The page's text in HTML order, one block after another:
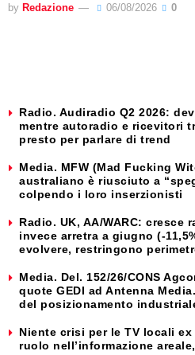
by Redazione 06/08/2026 0
Radio. Audiradio Q2 2026:
mentre autoradio e ricevitori
presto per parlare di trend
Media. MFW (Mad Fucking
australiano è riusciuto a
colpendo i loro inserzionisti
Radio. UK, AA/WARC: cresce
invece arretra a giugno (-
evolvere, restringono
Media. Del. 152/26/CONS
quote GEDI ad Antenna
del posizionamento
Niente crisi per le TV locali
ruolo nell’informazione